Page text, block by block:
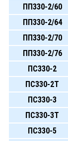
ПП330-2/60
ПП330-2/64
ПП330-2/70
ПП330-2/76
ПС330-2
ПС330-2Т
ПС330-3
ПС330-3Т
ПС330-5